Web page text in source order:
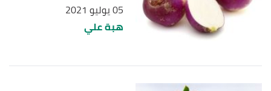
05 يوليو 2021
هبة علي